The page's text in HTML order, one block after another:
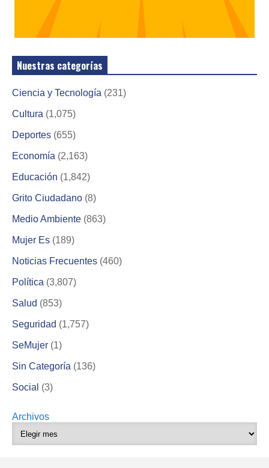
Nuestras categorías
Ciencia y Tecnología (231)
Cultura (1,075)
Deportes (655)
Economía (2,163)
Educación (1,842)
Grito Ciudadano (8)
Medio Ambiente (863)
Mujer Es (189)
Noticias Frecuentes (460)
Política (3,807)
Salud (853)
Seguridad (1,757)
SeMujer (1)
Sin Categoría (136)
Social (3)
Archivos